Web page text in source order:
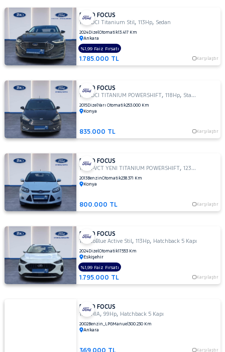
1.6
Duratec
Ti-VCT
Titanium
1.6
GHIA
1.6
TDCI
1.6 TDCI
TITANIUM
1.6
TDCI
TREND
TITANIUM
1.6 TI-
VCT
TREND
X
1.6 TI-VCT
TITANIUM
POWERSHIFT
1.6 TREND
X
OTOMATIK
FORD FOCUS
1.5 TDCI Titanium Stil,113Hp, Sedan
2024DizelOtomatik13.417 Km
Ankara
1.785.000 TL Karşılaştır
%1,99 Faiz Fırsatı
FORD FOCUS
1.5 TDCI TITANIUM POWERSHIFT,118Hp, StationWagon
2015DizelYarı Otomatik253.000 Km
Konya
835.000 TL Karşılaştır
FORD FOCUS
1.6 TI-VCT YENI TITANIUM POWERSHIFT,123Hp
2013BenzinOtomatik238.371 Km
Konya
800.000 TL Karşılaştır
FORD FOCUS
1.5 EcoBlue Active Stil,113Hp, Hatchback 5 Kapı
2024DizelOtomatik17.553 Km
Eskişehir
1.795.000 TL Karşılaştır
%1,99 Faiz Fırsatı
FORD FOCUS
1.6 GHIA,99Hp, Hatchback 5 Kapı
2002Benzin_LPGManuel300.230 Km
Ankara
Karşılaştır